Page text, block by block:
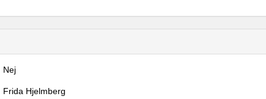
Nej
Frida Hjelmberg